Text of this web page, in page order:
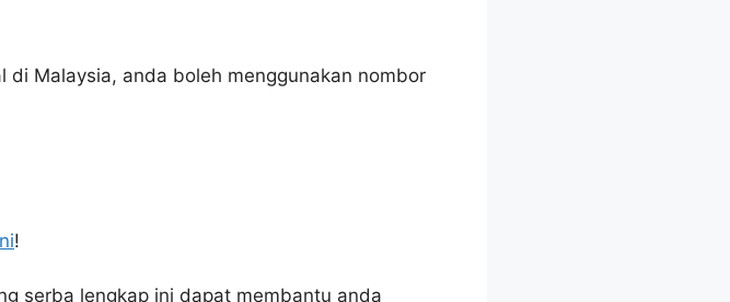
di Malaysia, anda boleh menggunakan nombor
!
serba lengkap ini dapat membantu anda